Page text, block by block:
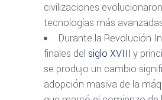
civilizaciones
tecnologías más
Durante la Revolución
finales del siglo XVIII y
se produjo un cambio
adopción masiva de la